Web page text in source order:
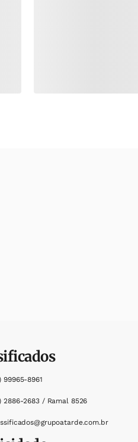
99965-8961
2886-2683 / Ramal 8526